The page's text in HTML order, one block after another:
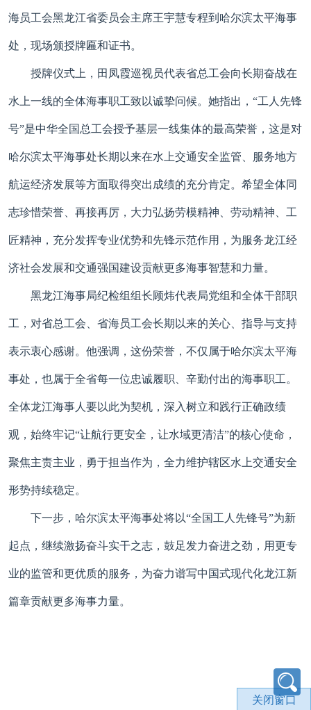
海员工会黑龙江省委员会主席王宇慧专程到哈尔滨太平海事
处，现场颁授牌匾和证书。
授牌仪式上，田凤霞巡视员代表省总工会向长期奋战在
水上一线的全体海事职工致以诚挚问候。她指出，“工人先锋
号”是中华全国总工会授予基层一线集体的最高荣誉，这是对
哈尔滨太平海事处长期以来在水上交通安全监管、服务地方
航运经济发展等方面取得突出成绩的充分肯定。希望全体同
志珍惜荣誉、再接再厉，大力弘扬劳模精神、劳动精神、工
匠精神，充分发挥专业优势和先锋示范作用，为服务龙江经
济社会发展和交通强国建设贡献更多海事智慧和力量。
黑龙江海事局纪检组组长顾炜代表局党组和全体干部职
工，对省总工会、省海员工会长期以来的关心、指导与支持
表示衷心感谢。他强调，这份荣誉，不仅属于哈尔滨太平海
事处，也属于全省每一位忠诚履职、辛勤付出的海事职工。
全体龙江海事人要以此为契机，深入树立和践行正确政绩
观，始终牢记“让航行更安全，让水域更清洁”的核心使命，
聚焦主责主业，勇于担当作为， 全力维护辖区水上交通安全
形势持续稳定。
下一步，哈尔滨太平海事处将以“全国工人先锋号”为新
起点，继续激扬奋斗实干之志，鼓足发力奋进之劲，用更专
业的监管和更优质的服务，为奋力谱写中国式现代化龙江新
篇章贡献更多海事力量。
关闭窗口